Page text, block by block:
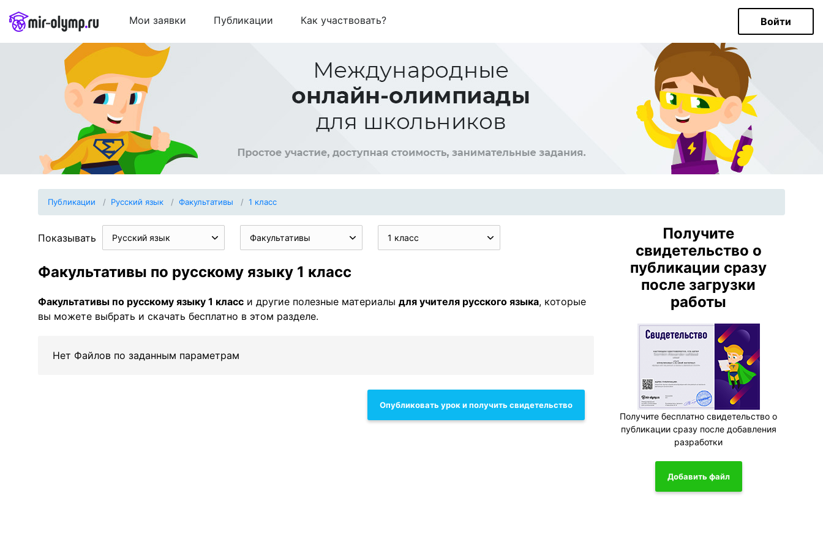
Мои заявки Публикации Как участвовать? Войти
Публикации Русский язык Факультативы 1 класс
Показывать Русский язык Факультативы 1 класс
Факультативы по русскому языку 1 класс
Факультативы по русскому языку 1 класс и другие полезные материалы для учителя русского языка, которые
вы можете выбрать и скачать бесплатно в этом разделе.
Нет Файлов по заданным параметрам
Опубликовать урок и получить свидетельство
Получите
свидетельство о
публикации сразу
после загрузки
работы
Получите бесплатно свидетельство о
публикации сразу после добавления
разработки
Добавить файл